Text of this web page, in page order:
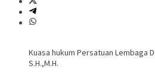
Kuasa hukum Persatuan Lembaga
S.H.,M.H.